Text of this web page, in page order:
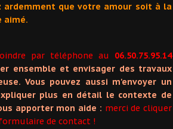
ardemment que votre amour soit à la
aimé.
par téléphone au 06.50.75.95.14
ensemble et envisager des travaux
Vous pouvez aussi m'envoyer un
plus en détail le contexte de
apporter mon aide : merci de cliquer
de contact !